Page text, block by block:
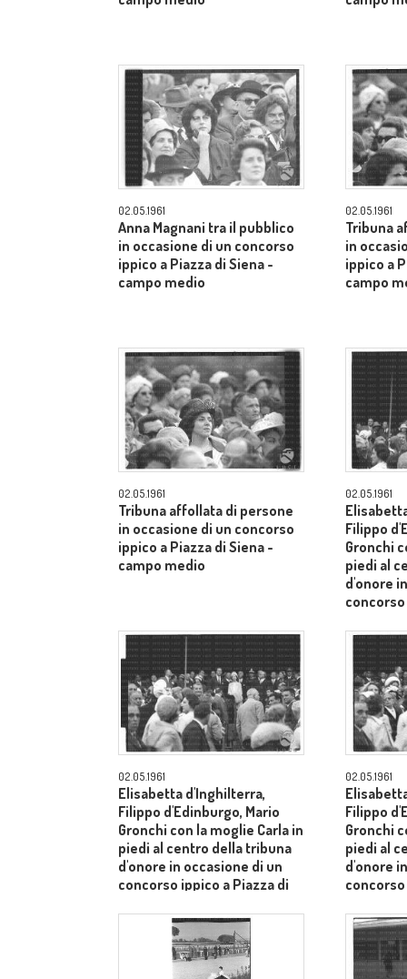
02.05.1961
Anna Magnani tra il pubblico
in occasione di un concorso
ippico a Piazza di Siena -
campo medio
02.05.1961
Tribuna
in
ippico a
campo
02.05.1961
Tribuna affollata di persone
in occasione di un concorso
ippico a Piazza di Siena -
campo medio
02.05.1961
Filippo
Gronchi
piedi al
d'onore
02.05.1961
Elisabetta d'Inghilterra,
Filippo d'Edinburgo, Mario
Gronchi con la moglie Carla in
piedi al centro della tribuna
d'onore in occasione di un
concorso ippico a Piazza di
02.05.1961
Filippo
Gronchi
piedi al
d'onore